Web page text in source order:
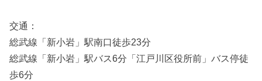
交通：
総武線「新小岩」駅南口徒歩23分
総武線「新小岩」駅バス6分「江戸川区役所前」バス停徒
歩6分